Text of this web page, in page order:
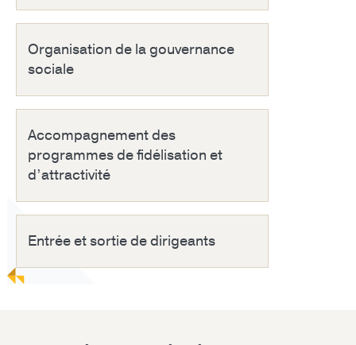
Organisation de la gouvernance
sociale
Accompagnement des
programmes de fidélisation et
d’attractivité
Entrée et sortie de dirigeants